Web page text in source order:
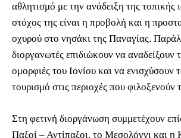
αθλητισμό με την ανάδειξη της τοπικής
στόχος της είναι η προβολή και η
οχυρού στο νησάκι της Παναγίας.
διοργανωτές επιδιώκουν να αναδείξουν
ομορφιές του Ιονίου και να ενισχύσουν
τουρισμό στις περιοχές που φιλοξενούν
Στη φετινή διοργάνωση συμμετέχουν
Παξοί – Αντίπαξοι, το Μεσολόγγι και